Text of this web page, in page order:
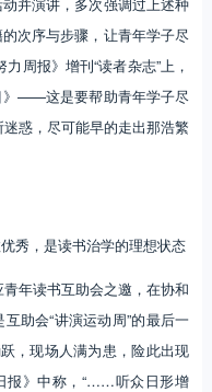
次序与步骤，让青年学子尽
周报》增刊“读者杂志”上，
》——这是要帮助青年学子尽
迷惑，尽可能早的走出那浩繁
，是读书治学的理想状态
年读书互助会之邀，在协和
助会“讲演运动周”的最后一
，现场人满为患，险此出现
报》中称，“……听众日形增